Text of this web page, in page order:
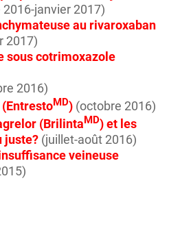
janvier 2017)
au rivaroxaban
2017)
sous cotrimoxazole
2016)
MD) (octobre 2016)
(BrilintaMD) et les
juste? (juillet-août 2016)
veineuse